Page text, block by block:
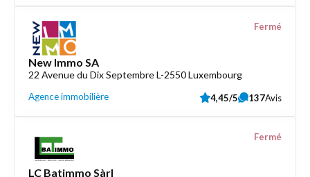
New Immo SA
22 Avenue du Dix Septembre L-2550 Luxembourg
Agence immobilière
Fermé
4,45/5 137Avis
LC Batimmo Sàrl
Fermé